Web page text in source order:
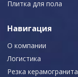
Плитка для пола
Навигация
О компании
Логистика
Резка керамогранита